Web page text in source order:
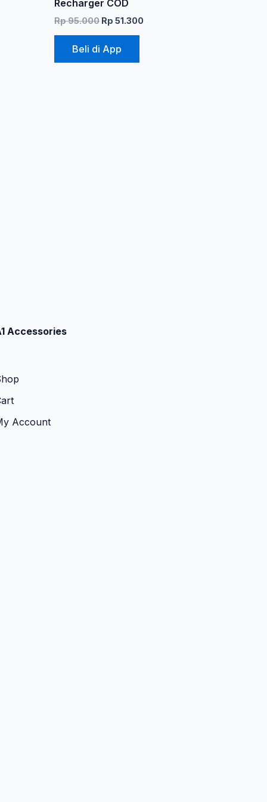
Recharger COD
Rp95.000 Rp 51.300
Beli di App
Accessories
Account